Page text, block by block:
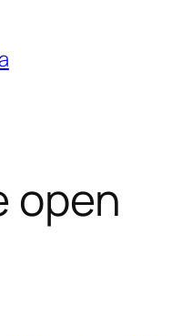
open